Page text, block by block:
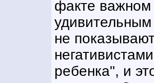
факте
не
ребенка", и